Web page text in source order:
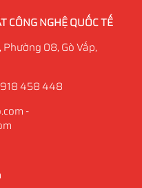
CÔNG NGHỆ QUỐC TẾ
08, Gò Vấp,
458 448
-